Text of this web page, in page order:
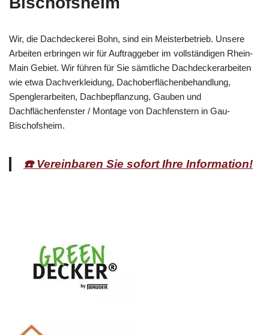
Wir, die Dachdeckerei Bohn, sind ein Meisterbetrieb. Unsere
Arbeiten erbringen wir für Auftraggeber im vollständigen Rhein-
Main Gebiet. Wir führen für Sie sämtliche Dachdeckerarbeiten
wie etwa Dachverkleidung, Dachoberflächenbehandlung,
Spenglerarbeiten, Dachbepflanzung, Gauben und
Dachflächenfenster / Montage von Dachfenstern in Gau-
Bischofsheim.
☎️ Vereinbaren Sie sofort Ihre Information!